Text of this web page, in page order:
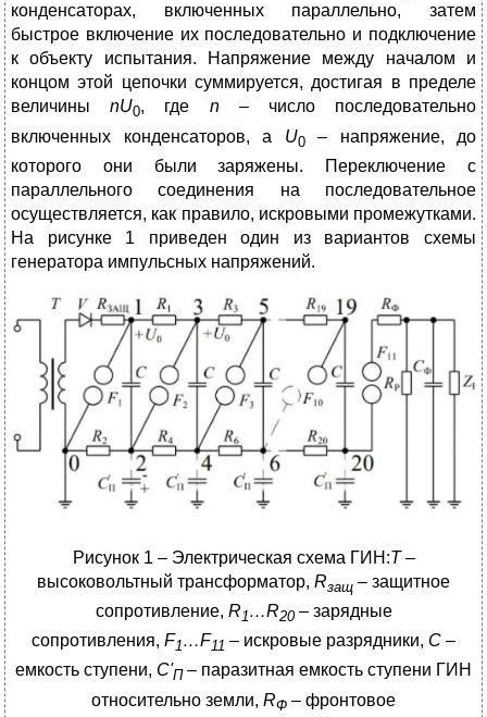
конденсаторах, включенных параллельно, затем
быстрое включение их последовательно и подключение
к объекту испытания. Напряжение между началом и
концом этой цепочки суммируется, достигая в пределе
величиныnU0, где n – число последовательно
включенных конденсаторов, а U0– напряжение, до
которого они были заряжены. Переключение с
параллельного соединения на последовательное
осуществляется, как правило, искровыми промежутками.
На рисунке 1 приведен один из вариантов схемы
генератора импульсных напряжений.
Рисунок 1 – Электрическая схема ГИН:Т–
высоковольтный трансформатор, Rзащ – защитное
сопротивление, R1…R20– зарядные
сопротивления, F1…F11 – искровые разрядники, С –
емкость ступени, С'П– паразитная емкость ступени ГИН
относительно земли, RФ – фронтовое